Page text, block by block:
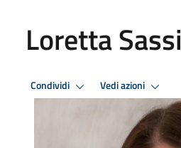
Loretta Sassi
Condividi Vedi azioni